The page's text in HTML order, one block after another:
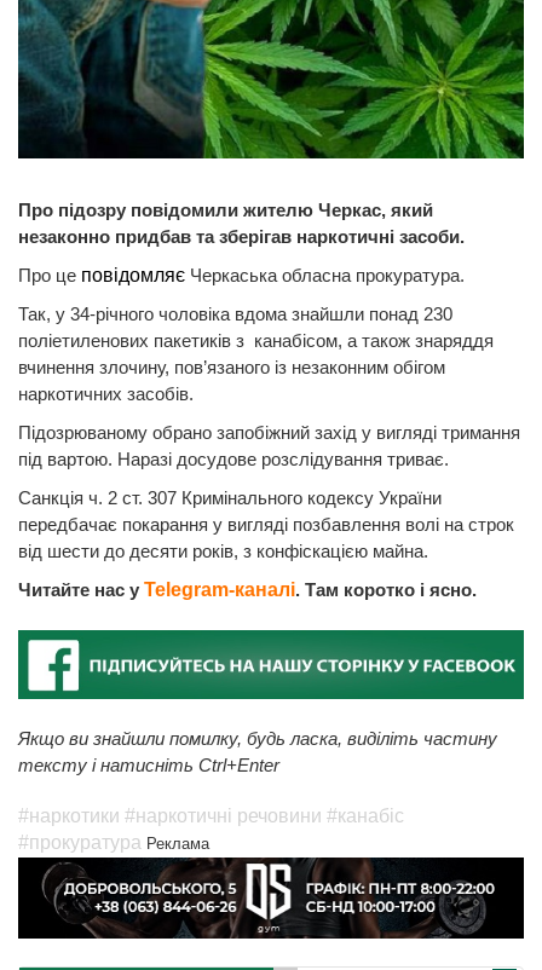
Про підозру повідомили жителю Черкас, який
незаконно придбав та зберігав наркотичні засоби.
Про це повідомляє Черкаська обласна прокуратура.
Так, у 34-річного чоловіка вдома знайшли понад 230
поліетиленових пакетиків з канабісом, а також знаряддя
вчинення злочину, пов’язаного із незаконним обігом
наркотичних засобів.
Підозрюваному обрано запобіжний захід у вигляді тримання
під вартою. Наразі досудове розслідування триває.
Санкція ч. 2 ст. 307 Кримінального кодексу України
передбачає покарання у вигляді позбавлення волі на строк
від шести до десяти років, з конфіскацією майна.
Читайте нас у Telegram-каналі. Там коротко і ясно.
Якщо ви знайшли помилку, будь ласка, виділіть частину
тексту і натисніть Ctrl+Enter
#наркотики #наркотичні речовини #канабіс
#прокуратура Реклама